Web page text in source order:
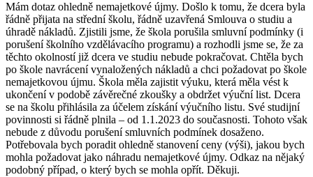
Mám dotaz ohledně nemajetkové újmy. Došlo k tomu, že dcera byla
řádně přijata na střední školu, řádně uzavřená Smlouva o studiu a
úhradě nákladů. Zjistili jsme, že škola porušila smluvní podmínky (i
porušení školního vzdělávacího programu) a rozhodli jsme se, že za
těchto okolností již dcera ve studiu nebude pokračovat. Chtěla bych
po škole navrácení vynaložených nákladů a chci požadovat po škole
nemajetkovou újmu. Škola měla zajistit výuku, která měla vést k
ukončení v podobě závěrečné zkoušky a obdržet výuční list. Dcera
se na školu přihlásila za účelem získání výučního listu. Své studijní
povinnosti si řádně plnila – od 1.1.2023 do současnosti. Tohoto však
nebude z důvodu porušení smluvních podmínek dosaženo.
Potřebovala bych poradit ohledně stanovení ceny (výši), jakou bych
mohla požadovat jako náhradu nemajetkové újmy. Odkaz na nějaký
podobný případ, o který bych se mohla opřít. Děkuji.